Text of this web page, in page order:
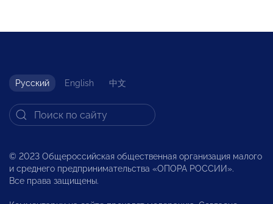
Русский English 中文
© 2023 Общероссийская общественная организация малого
и среднего предпринимательства «ОПОРА РОССИИ».
Все права защищены.